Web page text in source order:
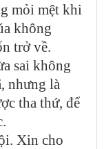
mỏi mệt khi
không
trở về.
sai không
nhưng là
tha thứ, để
Xin cho